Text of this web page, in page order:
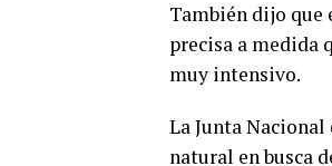
También dijo
precisa a medida
muy intensivo.
La Junta
natural en busca